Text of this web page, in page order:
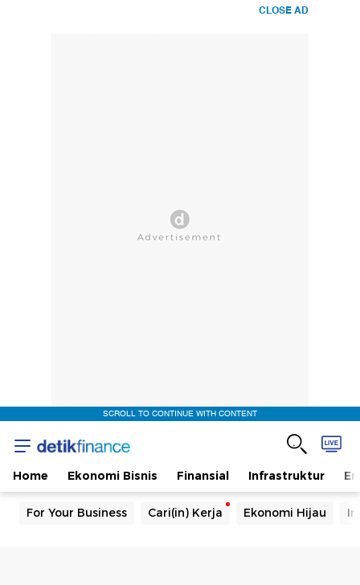
CLOSE AD
SCROLL TO CONTINUE WITH CONTENT
Home Ekonomi Bisnis Finansial Infrastruktur
For Your Business Cari(in) Kerja Ekonomi Hijau